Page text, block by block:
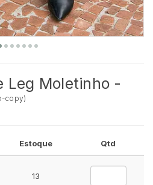
Leg Moletinho -
copy)
Estoque Qtd
13